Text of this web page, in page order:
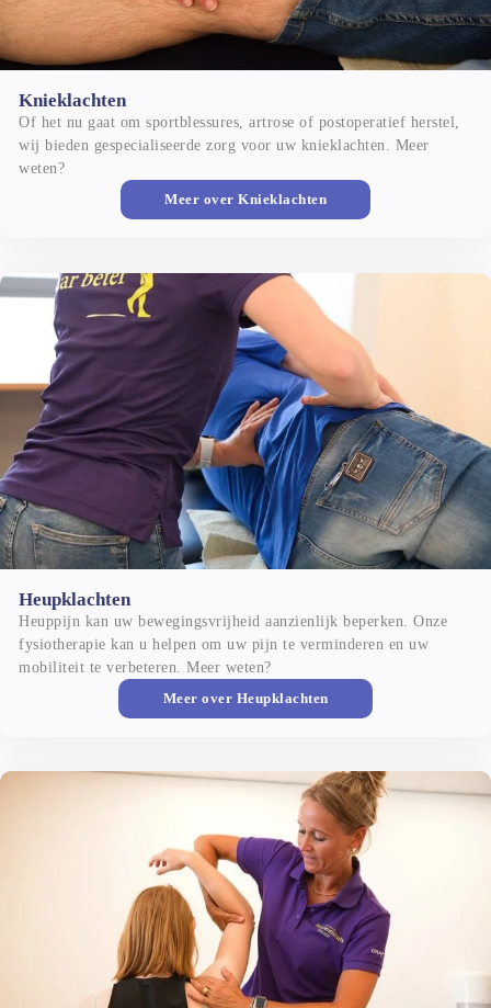
Knieklachten
Of het nu gaat om sportblessures, artrose of postoperatief herstel,
wij bieden gespecialiseerde zorg voor uw knieklachten. Meer
weten?
Meer over Knieklachten
Heupklachten
Heuppijn kan uw bewegingsvrijheid aanzienlijk beperken. Onze
fysiotherapie kan u helpen om uw pijn te verminderen en uw
mobiliteit te verbeteren. Meer weten?
Meer over Heupklachten
Heupklachten
Schouderklachten